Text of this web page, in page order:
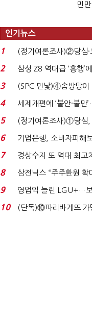
민
인기뉴스
1
(정기여론조사)②당심·
청래 '초접전'...
2
삼성 Z8 역대급 ‘흥행’
목…9월 ‘폴...
3
(SPC 민낯)④솜방망이
생법 위반 반복...
4
세제개편에 ‘불안·불
세 구하기 더 ...
5
(정기여론조사)①당심,
'초접전'…대통령 ...
6
기업은행, 소비자피해
이스피싱 공시 ...
7
경상수지 또 역대 최
억달러에 '3% 성...
8
삼전닉스 “주주환원
로이터에 성명...
9
영업익 늘린 LGU+…
업 드라이브'...
10
(단독)⑩파리바게뜨